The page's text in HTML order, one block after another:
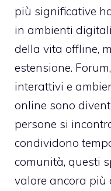
più significative
in ambienti
della vita offline,
estensione.
interattivi e
online sono
persone si
condividono
comunità, questi
valore ancora più